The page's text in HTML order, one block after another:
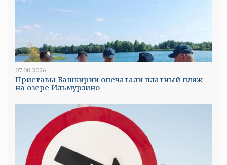
07.08.2026
Приставы Башкирии опечатали платный пляж
на озере Ильмурзино